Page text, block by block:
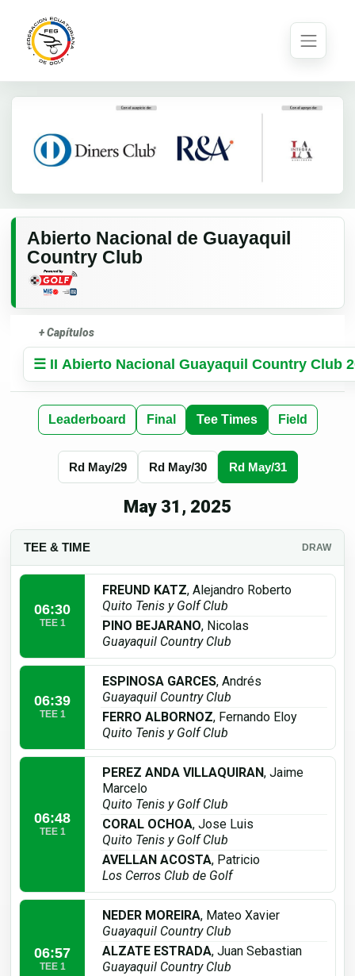
Abierto Nacional de Guayaquil
Country Club
+ Capítulos
☰ II Abierto Nacional Guayaquil Country Club
Leaderboard Final Tee Times Field
Rd May/29 Rd May/30 Rd May/31
May 31, 2025
TEE & TIME DRAW
06:30
TEE 1
FREUND KATZ, Alejandro Roberto
Quito Tenis y Golf Club
PINO BEJARANO, Nicolas
Guayaquil Country Club
06:39
TEE 1
ESPINOSA GARCES, Andrés
Guayaquil Country Club
FERRO ALBORNOZ, Fernando Eloy
Quito Tenis y Golf Club
06:48
TEE 1
PEREZ ANDA VILLAQUIRAN, Jaime
Marcelo
Quito Tenis y Golf Club
CORAL OCHOA, Jose Luis
Quito Tenis y Golf Club
AVELLAN ACOSTA, Patricio
Los Cerros Club de Golf
06:57
TEE 1
NEDER MOREIRA, Mateo Xavier
Guayaquil Country Club
ALZATE ESTRADA, Juan Sebastian
Guayaquil Country Club